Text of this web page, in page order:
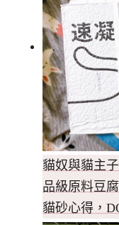
貓奴與貓主
品級原料豆
貓砂心得，